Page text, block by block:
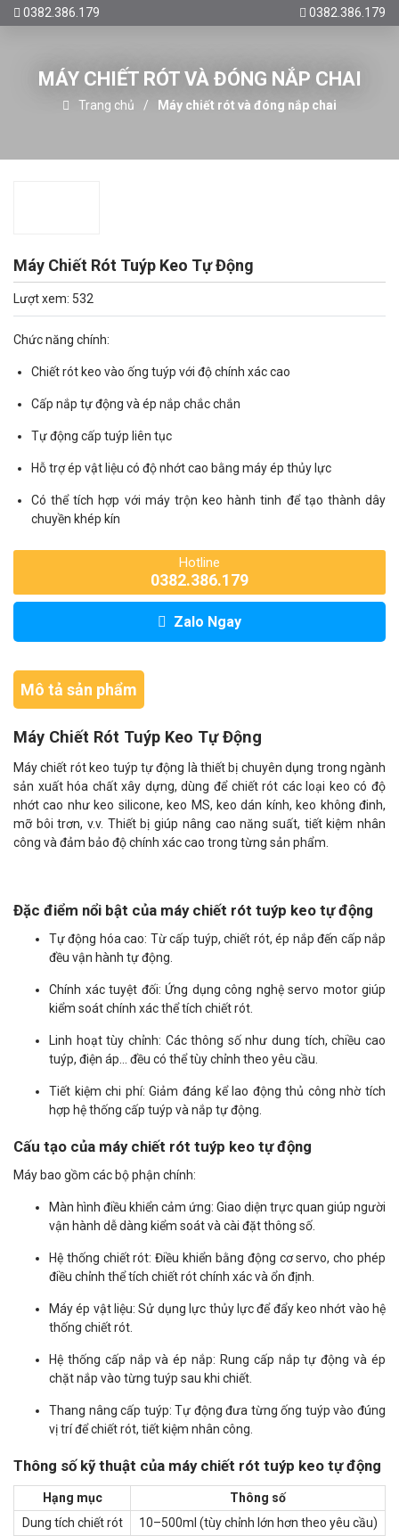
0382.386.179 0382.386.179
MÁY CHIẾT RÓT VÀ ĐÓNG NẮP CHAI
Trang chủ Máy chiết rót và đóng nắp chai
Máy Chiết Rót Tuýp Keo Tự Động
Lượt xem: 532
Chức năng chính:
Chiết rót keo vào ống tuýp với độ chính xác cao
Cấp nắp tự động và ép nắp chắc chắn
Tự động cấp tuýp liên tục
Hỗ trợ ép vật liệu có độ nhớt cao bằng máy ép thủy lực
Có thể tích hợp với máy trộn keo hành tinh để tạo thành dây
chuyền khép kín
Hotline
0382.386.179
Zalo Ngay
Mô tả sản phẩm
Máy Chiết Rót Tuýp Keo Tự Động
Máy chiết rót keo tuýp tự động là thiết bị chuyên dụng trong ngành
sản xuất hóa chất xây dựng, dùng để chiết rót các loại keo có độ
nhớt cao như keo silicone, keo MS, keo dán kính, keo không đinh,
mỡ bôi trơn, v.v. Thiết bị giúp nâng cao năng suất, tiết kiệm nhân
công và đảm bảo độ chính xác cao trong từng sản phẩm.
Đặc điểm nổi bật của máy chiết rót tuýp keo tự động
Tự động hóa cao: Từ cấp tuýp, chiết rót, ép nắp đến cấp nắp
đều vận hành tự động.
Chính xác tuyệt đối: Ứng dụng công nghệ servo motor giúp
kiểm soát chính xác thể tích chiết rót.
Linh hoạt tùy chỉnh: Các thông số như dung tích, chiều cao
tuýp, điện áp... đều có thể tùy chỉnh theo yêu cầu.
Tiết kiệm chi phí: Giảm đáng kể lao động thủ công nhờ tích
hợp hệ thống cấp tuýp và nắp tự động.
Cấu tạo của máy chiết rót tuýp keo tự động
Máy bao gồm các bộ phận chính:
Màn hình điều khiển cảm ứng: Giao diện trực quan giúp người
vận hành dễ dàng kiểm soát và cài đặt thông số.
Hệ thống chiết rót: Điều khiển bằng động cơ servo, cho phép
điều chỉnh thể tích chiết rót chính xác và ổn định.
Máy ép vật liệu: Sử dụng lực thủy lực để đẩy keo nhớt vào hệ
thống chiết rót.
Hệ thống cấp nắp và ép nắp: Rung cấp nắp tự động và ép
chặt nắp vào từng tuýp sau khi chiết.
Thang nâng cấp tuýp: Tự động đưa từng ống tuýp vào đúng
vị trí để chiết rót, tiết kiệm nhân công.
Thông số kỹ thuật của máy chiết rót tuýp keo tự động
Hạng mục
Thông số
Dung tích chiết rót
10–500ml (tùy chỉnh lớn hơn theo yêu cầu)